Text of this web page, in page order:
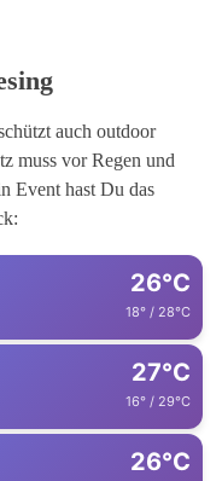
auch outdoor
muss vor Regen und
Event hast Du das
26°C
18° / 28°C
27°C
16° / 29°C
26°C